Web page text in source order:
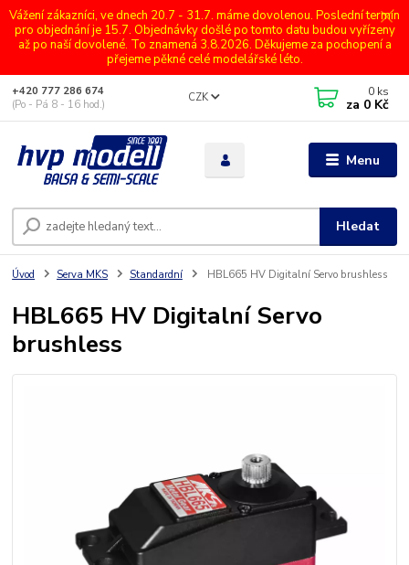
Vážení zákazníci, ve dnech 20.7 - 31.7. máme dovolenou. Poslední termín
pro objednání je 15.7. Objednávky došlé po tomto datu budou vyřízeny
až po naší dovolené. To znamená 3.8.2026. Děkujeme za pochopení a
přejeme pěkné celé modelářské léto.
Menu
CZK
Hledat
+420 777 286 674
(Po - Pá 8 - 16 hod.)
0 ks
za 0 Kč
Úvod Serva MKS Standardní HBL665 HV Digitalní Servo brushless
HBL665 HV Digitalní Servo
brushless